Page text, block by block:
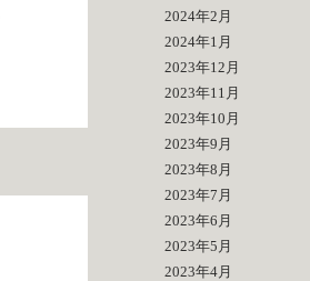
2024年2月
2024年1月
2023年12月
2023年11月
2023年10月
2023年9月
2023年8月
2023年7月
2023年6月
2023年5月
2023年4月